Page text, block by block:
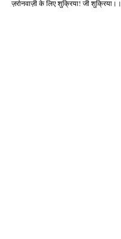
ज़र्रानवाज़ी के लिए शुक्रिया! जी शुक्रिया।।